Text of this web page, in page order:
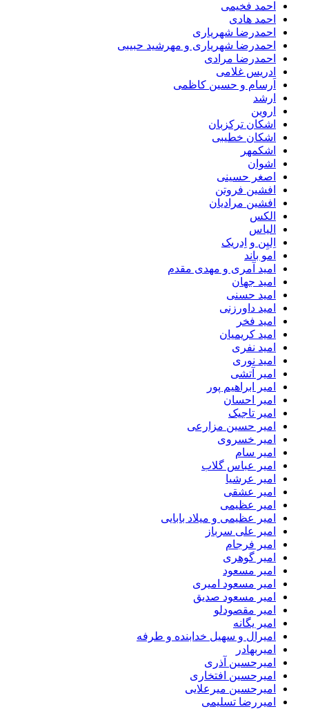
احمد فخیمی
احمد هادی
احمدرضا شهریاری
احمدرضا شهریاری و مهرشید حبیبی
احمدرضا مرادی
ادریس غلامی
اَرسام و حسین کاظمی
ارشد
اروین
اشکان ترکزبان
اشکان خطیبی
اشکمهر
اشوان
اصغر حسینی
افشین فروتن
افشین مرادیان
الکس
الیاس
اِلیِن و اِدریک
امو باند
امید آمری و مهدی مقدم
امید جهان
امید حسنی
امید داورزنی
امید فخر
امید کریمیان
امید نفری
امید نوری
امیر آتشی
امیر ابراهیم پور
امیر احسان
امیر تاجیک
امیر حسین مزارعی
امیر خسروی
امیر سام
امیر عباس گلاب
امیر عرشیا
امیر عشقی
امیر عظیمی
امیر عظیمی و میلاد بابایی
امیر علی سرباز
امیر فرجام
امیر گوهری
امیر مسعود
امیر مسعود امیری
امیر مسعود صدیق
امیر مقصودلو
امیر یگانه
امیرال و سهیل خدابنده و طرفه
امیربهادر
امیرحسین آذری
امیرحسین افتخاری
امیرحسین میرعلایی
امیررضا تسلیمی